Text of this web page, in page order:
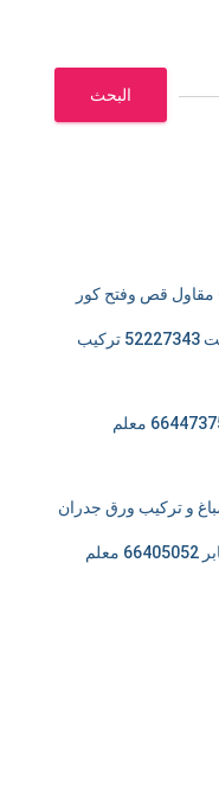
البحث
فني تركيب شتر يدوي وكهربائي الكويت 52227343 تركيب
فني تركيب باركيه سيراميك الكويت 66447375 معلم
دهان صباغ ضاحية مبارك العبدالله الجابر 66405052 معلم